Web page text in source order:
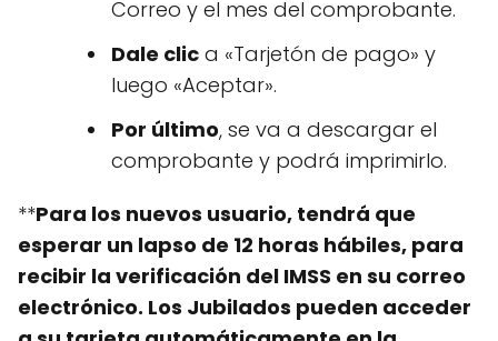
Correo y el mes del comprobante.
Dale clic a «Tarjetón de pago» y
luego «Aceptar».
Por último, se va a descargar el
comprobante y podrá imprimirlo.
**Para los nuevos usuario, tendrá que
esperar un lapso de 12 horas hábiles, para
recibir la verificación del IMSS en su correo
electrónico. Los Jubilados pueden acceder